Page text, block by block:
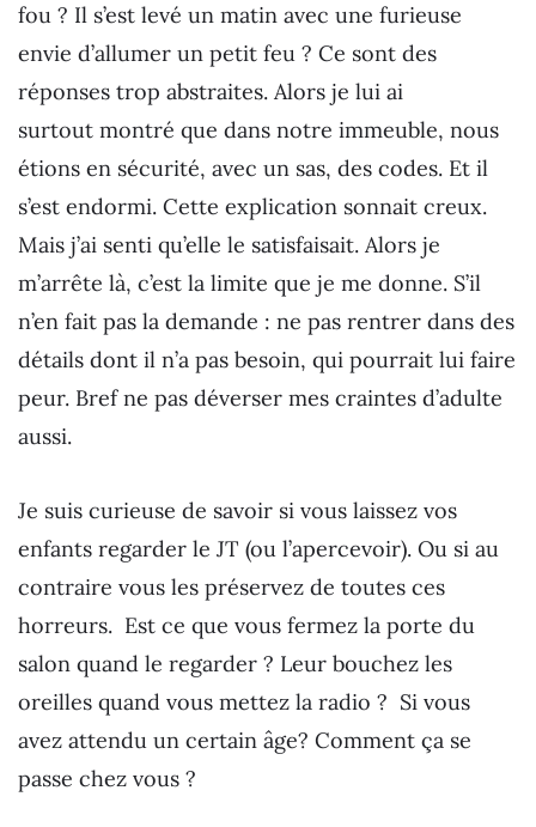
fou ? Il s’est levé un matin avec une furieuse
envie d’allumer un petit feu ? Ce sont des
réponses trop abstraites. Alors je lui ai
surtout montré que dans notre immeuble, nous
étions en sécurité, avec un sas, des codes. Et il
s’est endormi. Cette explication sonnait creux.
Mais j’ai senti qu’elle le satisfaisait. Alors je
m’arrête là, c’est la limite que je me donne. S’il
n’en fait pas la demande : ne pas rentrer dans des
détails dont il n’a pas besoin, qui pourrait lui faire
peur. Bref ne pas déverser mes craintes d’adulte
aussi.
Je suis curieuse de savoir si vous laissez vos
enfants regarder le JT (ou l’apercevoir). Ou si au
contraire vous les préservez de toutes ces
horreurs. Est ce que vous fermez la porte du
salon quand le regarder ? Leur bouchez les
oreilles quand vous mettez la radio ? Si vous
avez attendu un certain âge? Comment ça se
passe chez vous ?